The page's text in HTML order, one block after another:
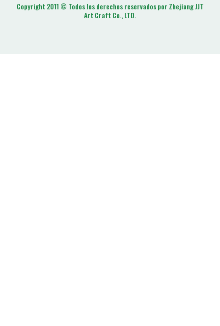
Copyright 2011 © Todos los derechos reservados por Zhejiang JJT
Art Craft Co., LTD.